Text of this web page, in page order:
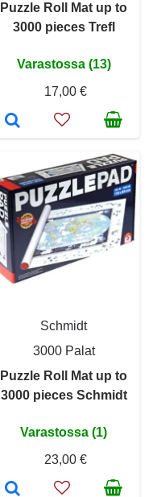
Puzzle Roll Mat up to
3000 pieces Trefl
Varastossa (13)
17,00 €
Schmidt
3000 Palat
Puzzle Roll Mat up to
3000 pieces Schmidt
Varastossa (1)
23,00 €